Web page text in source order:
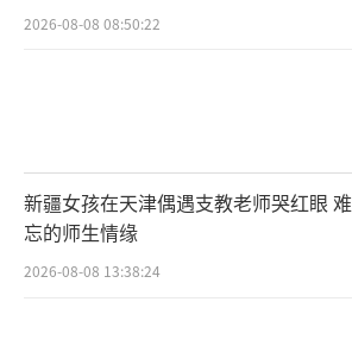
2026-08-08 08:50:22
新疆女孩在天津偶遇支教老师哭红眼 难
忘的师生情缘
2026-08-08 13:38:24